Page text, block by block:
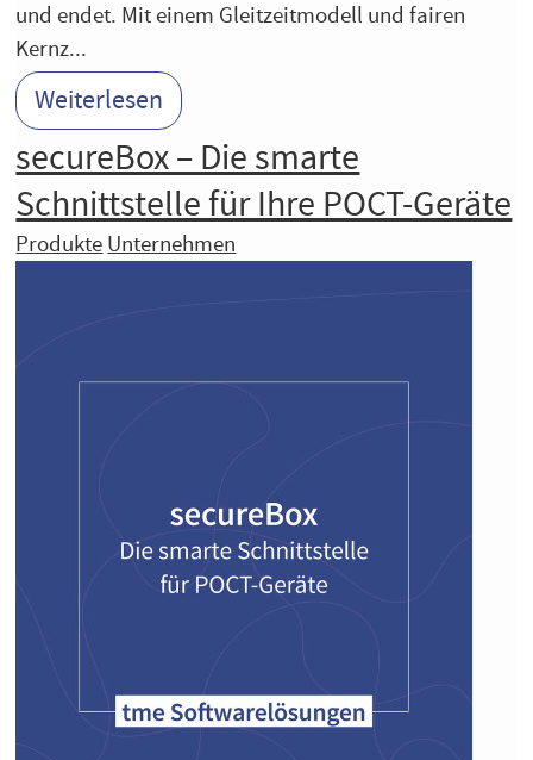
und endet. Mit einem Gleitzeitmodell und fairen
Kernz...
Weiterlesen
secureBox – Die smarte
Schnittstelle für Ihre POCT-Geräte
Produkte Unternehmen